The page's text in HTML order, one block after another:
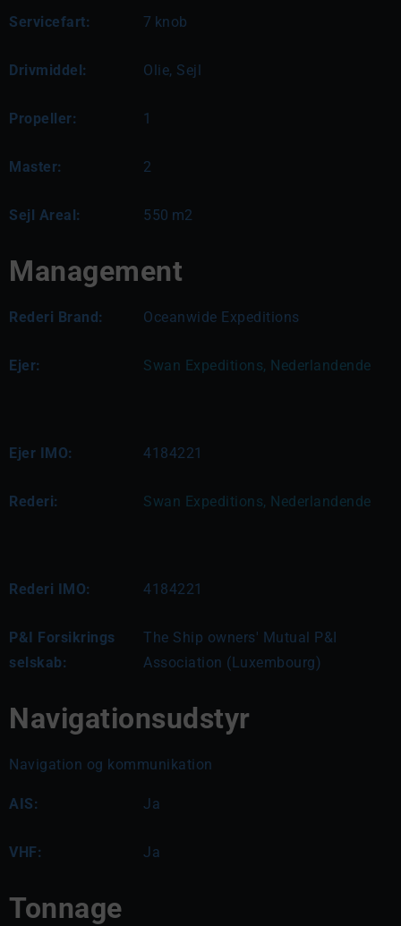
Servicefart: 7 knob
Drivmiddel: Olie, Sejl
Propeller: 1
Master: 2
Sejl Areal: 550 m2
Management
Rederi Brand: Oceanwide Expeditions
Ejer: Swan Expeditions, Nederlandende
Ejer IMO: 4184221
Rederi: Swan Expeditions, Nederlandende
Rederi IMO: 4184221
P&I Forsikrings
selskab:
The Ship owners' Mutual P&I
Association (Luxembourg)
Navigationsudstyr
Navigation og kommunikation
AIS: Ja
VHF: Ja
Tonnage